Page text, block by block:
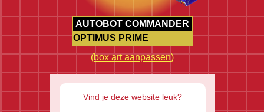
AUTOBOT COMMANDER
OPTIMUS PRIME
(box art aanpassen)
Vind je deze website leuk?